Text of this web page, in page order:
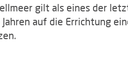
gilt als eines der
auf die Errichtung